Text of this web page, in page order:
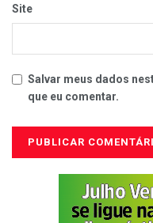
Site
Salvar meus dados
que eu comentar.